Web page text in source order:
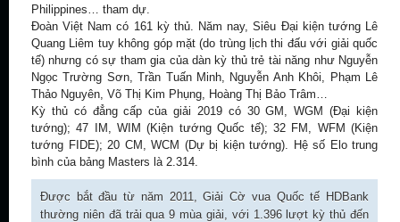
Philippines… tham dự.
Đoàn Việt Nam có 161 kỳ thủ. Năm nay, Siêu Đại kiện tướng Lê
Quang Liêm tuy không góp mặt (do trùng lịch thi đấu với giải quốc
tế) nhưng có sự tham gia của dàn kỳ thủ trẻ tài năng như Nguyễn
Ngọc Trường Sơn, Trần Tuấn Minh, Nguyễn Anh Khôi, Phạm Lê
Thảo Nguyên, Võ Thị Kim Phụng, Hoàng Thị Bảo Trâm…
Kỳ thủ có đẳng cấp của giải 2019 có 30 GM, WGM (Đại kiện
tướng); 47 IM, WIM (Kiện tướng Quốc tế); 32 FM, WFM (Kiện
tướng FIDE); 20 CM, WCM (Dự bị kiện tướng). Hệ số Elo trung
bình của bảng Masters là 2.314.
Được bắt đầu từ năm 2011, Giải Cờ vua Quốc tế HDBank
thường niên đã trải qua 9 mùa giải, với 1.396 lượt kỳ thủ đến